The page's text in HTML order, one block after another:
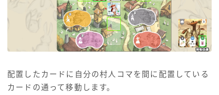
配置したカードに自分の村人コマを間に配置している
カードの通って移動します。